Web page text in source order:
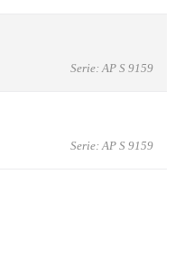
Serie: AP S 9159
Serie: AP S 9159